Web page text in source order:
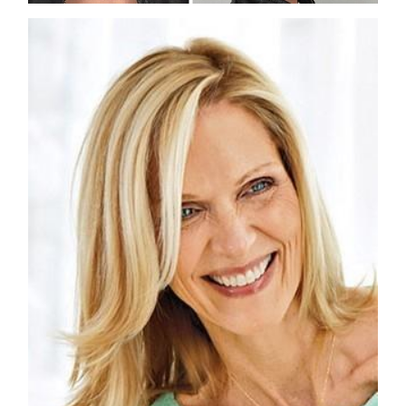
Dyson presenta la nuova collezione
pervinca e rosé per Natale
COTRIL
Continua la carrellata di look firmati
Cotril alla Festa del Cinema di Roma
TONI&GUY
A Natale regala una doppia
TONI&GUY “Feel Good Experience”!
TONI&GUY
LABEL.M lancia la sua innovativa ed
eco-sostenibile linea di prodotti
professionali
DAVINES
Davines presenta cofanetti beauty